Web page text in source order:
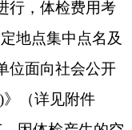
理聘用手
问题并查
实的暂缓
签订《新